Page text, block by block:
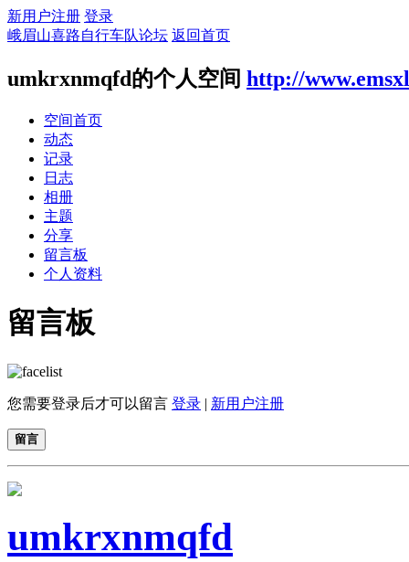
新用户注册 登录
峨眉山喜路自行车队论坛 返回首页
umkrxnmqfd的个人空间 http://
空间首页
动态
记录
日志
相册
主题
分享
留言板
个人资料
留言板
您需要登录后才可以留言 登录 | 新用户注册
留言
umkrxnmqfd